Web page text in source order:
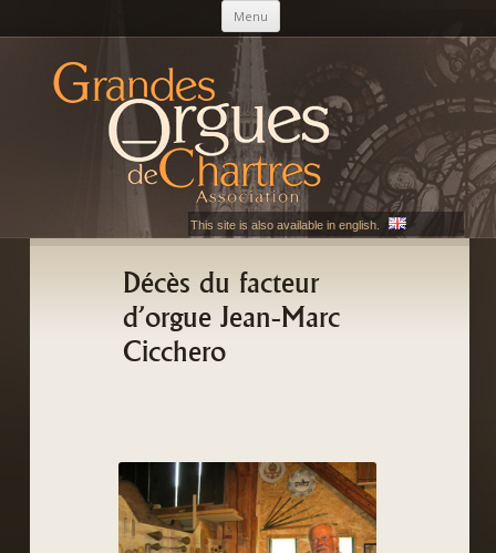
Menu Aller au contenu principal
AGOC
Les Grandes Orgues de Chartres
This site is also available in english.
Décès du facteur
d’orgue Jean-Marc
Cicchero